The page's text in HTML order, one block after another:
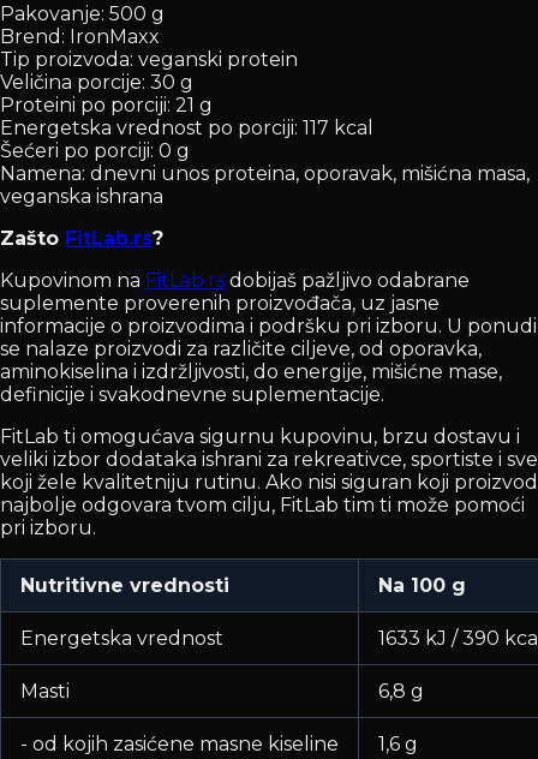
Pakovanje: 500 g
Brend: IronMaxx
Tip proizvoda: veganski protein
Veličina porcije: 30 g
Proteini po porciji: 21 g
Energetska vrednost po porciji: 117 kcal
Šećeri po porciji: 0 g
Namena: dnevni unos proteina, oporavak, mišićna masa,
veganska ishrana
Zašto FitLab.rs?
Kupovinom na FitLab.rs dobijaš pažljivo odabrane
suplemente proverenih proizvođača, uz jasne
informacije o proizvodima i podršku pri izboru. U ponudi
se nalaze proizvodi za različite ciljeve, od oporavka,
aminokiselina i izdržljivosti, do energije, mišićne mase,
definicije i svakodnevne suplementacije.
FitLab ti omogućava sigurnu kupovinu, brzu dostavu i
veliki izbor dodataka ishrani za rekreativce, sportiste i sve
koji žele kvalitetniju rutinu. Ako nisi siguran koji proizvod
najbolje odgovara tvom cilju, FitLab tim ti može pomoći
pri izboru.
Nutritivne vrednosti Na 100 g
Energetska vrednost 1633 kJ / 390
Masti 6,8 g
- od kojih zasićene masne kiseline 1,6 g